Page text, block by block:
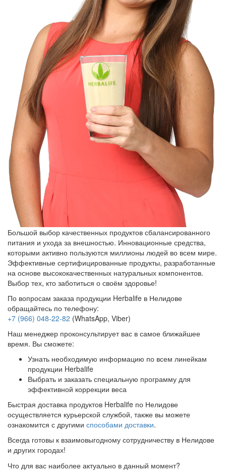
Большой выбор качественных продуктов сбалансированного
питания и ухода за внешностью. Инновационные средства,
которыми активно пользуются миллионы людей во всем мире.
Эффективные сертифицированные продукты, разработанные
на основе высококачественных натуральных компонентов.
Выбор тех, кто заботиться о своём здоровье!
По вопросам заказа продукции Herbalife в Нелидове
обращайтесь по телефону:
+7 (966) 048-22-82 (WhatsApp, Viber)
Наш менеджер проконсультирует вас в самое ближайшее
время. Вы сможете:
Узнать необходимую информацию по всем линейкам
продукции Herbalife
Выбрать и заказать специальную программу для
эффективной коррекции веса
Быстрая доставка продуктов Herbalife по Нелидове
осуществляется курьерской службой, также вы можете
ознакомится с другими способами доставки.
Всегда готовы к взаимовыгодному сотрудничеству в Нелидове
и других городах!
Что для вас наиболее актуально в данный момент?